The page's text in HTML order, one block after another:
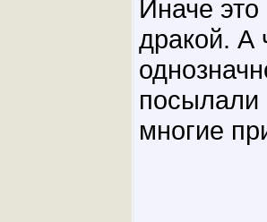
Иначе это
дракой. А
посылали
многие